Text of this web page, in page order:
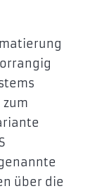
über die